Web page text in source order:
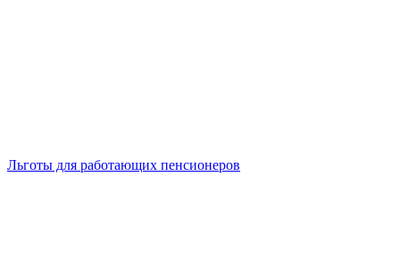
Льготы для работающих пенсионеров